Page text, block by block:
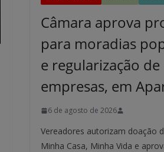
Câmara aprova
para moradias
e regularização de
empresas, em
6 de agosto de 2026
Vereadores autorizam doação
Minha Casa, Minha Vida e